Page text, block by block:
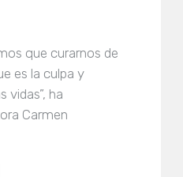
que curarnos de
es la culpa y
vidas”, ha
Carmen